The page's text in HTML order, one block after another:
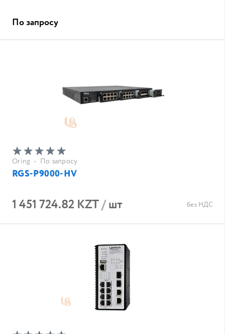
По запросу
Oring • По запросу
RGS-P9000-HV
1 451 724.82 KZT/шт без НДС